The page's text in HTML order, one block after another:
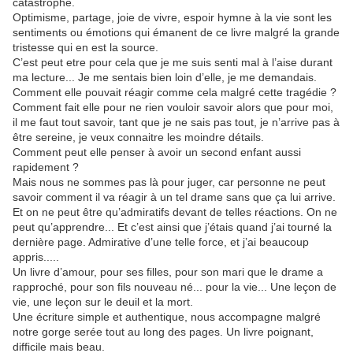
Optimisme, partage, joie de vivre, espoir hymne à la vie sont les
sentiments ou émotions qui émanent de ce livre malgré la grande
tristesse qui en est la source.
C’est peut etre pour cela que je me suis senti mal à l’aise durant
ma lecture... Je me sentais bien loin d’elle, je me demandais.
Comment elle pouvait réagir comme cela malgré cette tragédie ?
Comment fait elle pour ne rien vouloir savoir alors que pour moi,
il me faut tout savoir, tant que je ne sais pas tout, je n’arrive pas à
être sereine, je veux connaitre les moindre détails.
Comment peut elle penser à avoir un second enfant aussi
rapidement ?
Mais nous ne sommes pas là pour juger, car personne ne peut
savoir comment il va réagir à un tel drame sans que ça lui arrive.
Et on ne peut être qu’admiratifs devant de telles réactions. On ne
peut qu’apprendre... Et c’est ainsi que j’étais quand j’ai tourné la
dernière page. Admirative d’une telle force, et j’ai beaucoup
appris.....
Un livre d’amour, pour ses filles, pour son mari que le drame a
rapproché, pour son fils nouveau né... pour la vie... Une leçon de
vie, une leçon sur le deuil et la mort.
Une écriture simple et authentique, nous accompagne malgré
notre gorge serée tout au long des pages. Un livre poignant,
difficile mais beau.